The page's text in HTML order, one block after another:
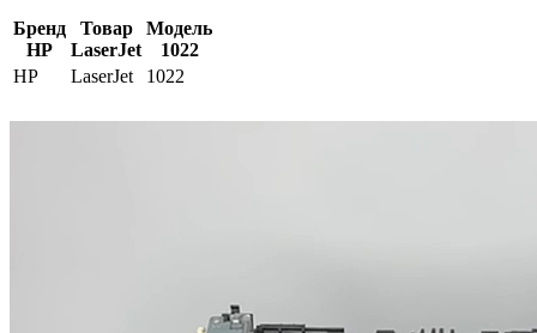
Бренд
HP
Товар
LaserJet
Модель
1022
HP
LaserJet 1022